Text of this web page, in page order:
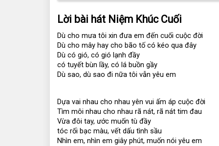
Lời bài hát Niệm Khúc Cuối
Dù cho mưa tôi xin đưa em đến cuối cuộc đời
Dù cho mây hay cho bão tố có kéo qua đây
Dù có gió, có gió lạnh đầy
có tuyết bùn lầy, có lá buồn gầy
Dù sao, dù sao đi nữa tôi vẫn yêu em
Dựa vai nhau cho nhau yên vui ấm áp cuộc đời
Tìm môi nhau cho nhau rã nát, rã nát tim đau
Vừa đôi tay, ước muốn tù đầy
tóc rối bạc màu, vết dấu tình sầu
Nhìn em, nhìn em giây phút, muốn nói yêu em